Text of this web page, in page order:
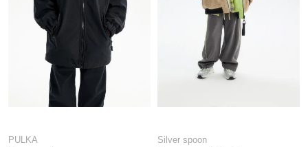
PULKA
Silver spoon